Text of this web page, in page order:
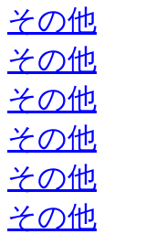
その他
その他
その他
その他
その他
その他